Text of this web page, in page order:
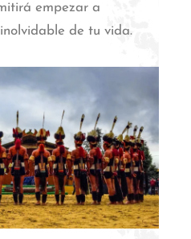
empezar a
de tu vida.